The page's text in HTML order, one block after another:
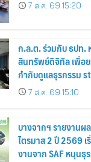
7 ส.ค. 69 15:20
ก.ล.ต. ร่วมกับ ธปท.
สินทรัพย์ดิจิทัล เพื่อ
กำกับดูแลธุรกรรม
กั้นอาชญากรรมทางเ
7 ส.ค. 69 15:10
บางจากฯ รายงานผ
ไตรมาส 2 ปี 2569
งานจาก SAF หนุนธุ